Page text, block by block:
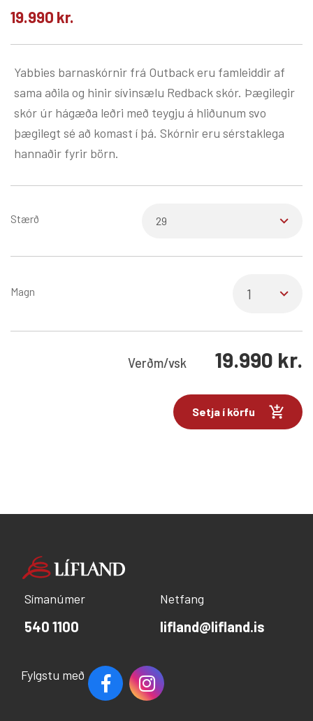
19.990 kr.
Yabbies barnaskórnir frá Outback eru famleiddir af
sama aðila og hinir sívinsælu Redback skór. Þægilegir
skór úr hágæða leðri með teygju á hliðunum svo
þægilegt sé að komast í þá. Skórnir eru sérstaklega
hannaðir fyrir börn.
Stærð
Magn
Verðm/vsk 19.990 kr.
Setja í körfu
Símanúmer
540 1100
Netfang
lifland@lifland.is
Fylgstu með